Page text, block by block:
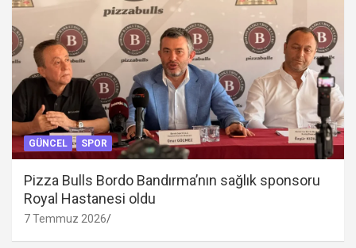
GÜNCEL SPOR
Pizza Bulls Bordo Bandırma’nın sağlık sponsoru
Royal Hastanesi oldu
7 Temmuz 2026